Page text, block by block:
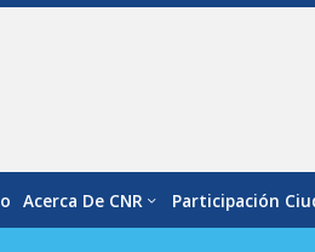
Acerca De CNR Participación